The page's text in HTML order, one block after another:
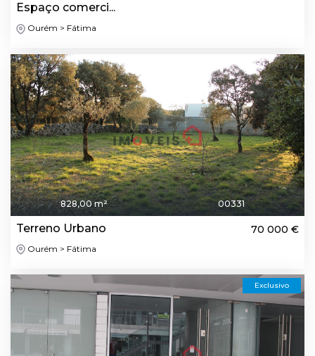
Espaço comerci...
Ourém > Fátima
828,00 m² 00331
Terreno Urbano 70 000 €
Ourém > Fátima
Exclusivo